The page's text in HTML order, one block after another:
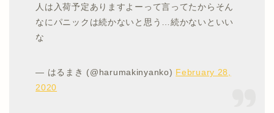
人は入荷予定ありますよーって言ってたからそん
なにパニックは続かないと思う…続かないといい
な
— はるまき (@harumakinyanko) February 28,
2020